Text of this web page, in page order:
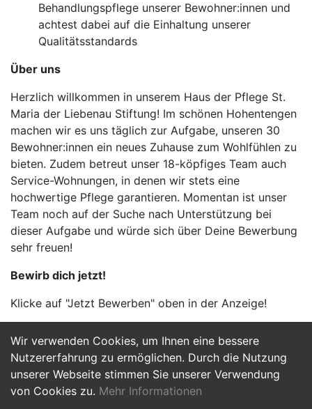
Wir verwenden Cookies, um Ihnen eine bessere
Nutzererfahrung zu ermöglichen. Durch die Nutzung
unserer Webseite stimmen Sie unserer Verwendung
von Cookies zu. Mehr Informationen
Behandlungspflege unserer Bewohner:innen und
achtest dabei auf die Einhaltung unserer
Qualitätsstandards
Über uns
Herzlich willkommen in unserem Haus der Pflege St.
Maria der Liebenau Stiftung! Im schönen Hohentengen
machen wir es uns täglich zur Aufgabe, unseren 30
Bewohner:innen ein neues Zuhause zum Wohlfühlen zu
bieten. Zudem betreut unser 18-köpfiges Team auch
Service-Wohnungen, in denen wir stets eine
hochwertige Pflege garantieren. Momentan ist unser
Team noch auf der Suche nach Unterstützung bei
dieser Aufgabe und würde sich über Deine Bewerbung
sehr freuen!
Bewirb dich jetzt!
Klicke auf "Jetzt Bewerben" oben in der Anzeige!
Jetzt Bewerben